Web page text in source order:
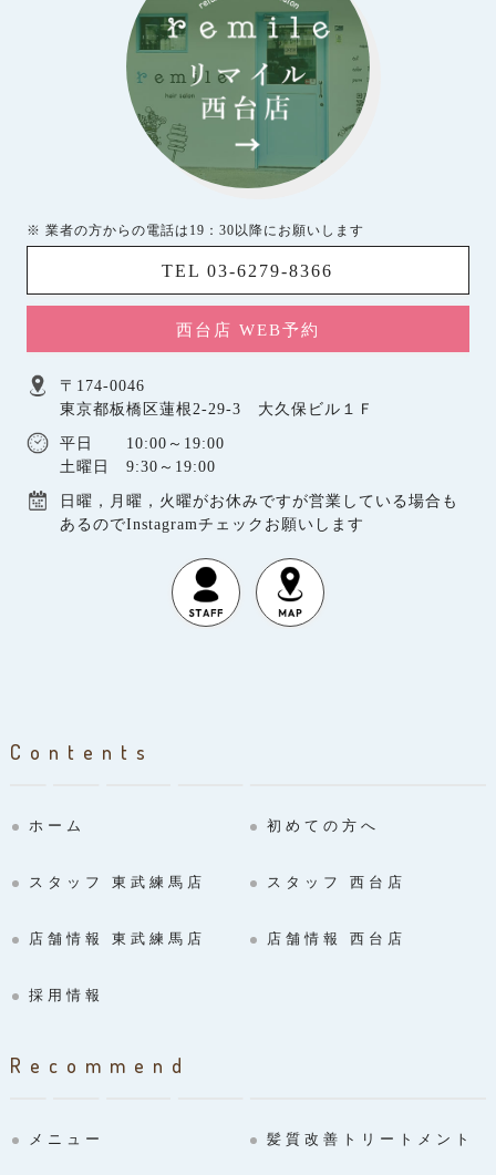
※ 業者の方からの電話は19：30以降にお願いします
TEL 03-6279-8366
西台店 WEB予約
〒174-0046
東京都板橋区蓮根2-29-3 大久保ビル１Ｆ
平日 10:00～19:00
土曜日 9:30～19:00
日曜，月曜，火曜がお休みですが営業している場合も
あるのでInstagramチェックお願いします
Contents
ホーム 初めての方へ
スタッフ 東武練馬店 スタッフ 西台店
店舗情報 東武練馬店 店舗情報 西台店
採用情報
Recommend
メニュー 髪質改善トリートメント